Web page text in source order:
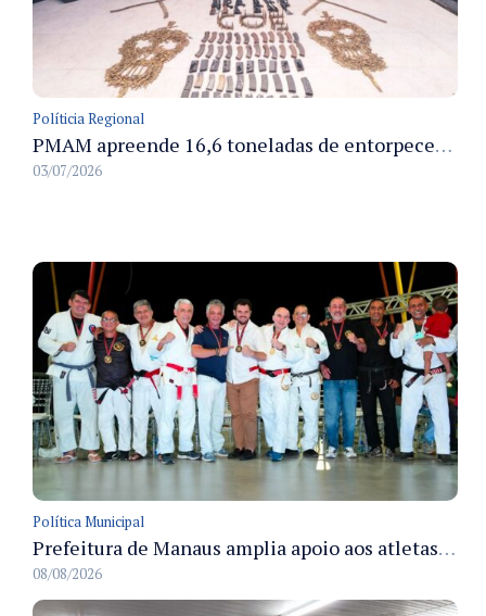
Políticia Regional
PMAM apreende 16,6 toneladas de entorpecentes e registra aumento nas prisões em flagrante e nas capturas de foragidos no primeiro semestre de 2026
03/07/2026
Política Municipal
Prefeitura de Manaus amplia apoio aos atletas de 100 para 150 beneficiados a partir do próximo ano
08/08/2026